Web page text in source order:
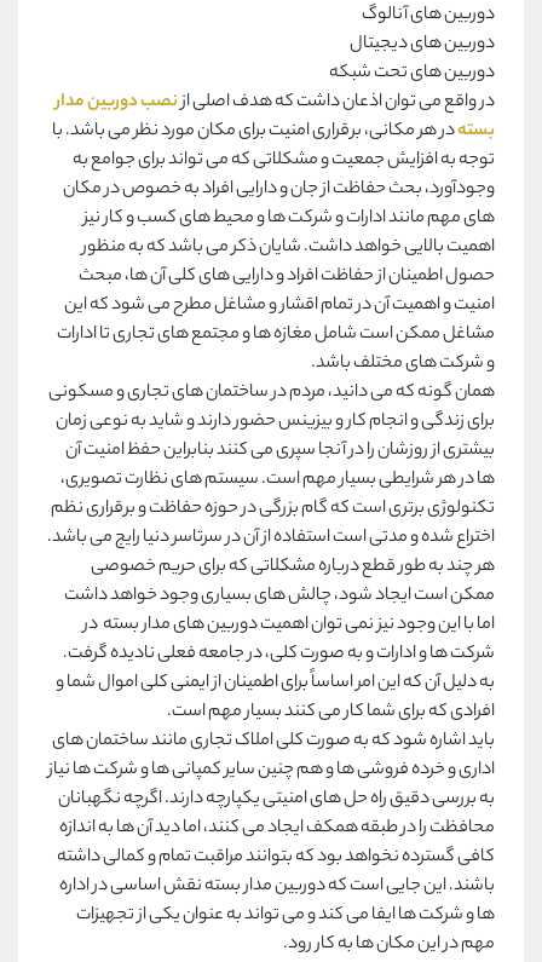
دوربین ‌های آنالوگ
دوربین ‌های دیجیتال
دوربین ‌های تحت شبکه
در واقع می توان اذعان داشت که هدف اصلی ازنصب دوربین مدار
بستهدر هر مکانی، برقراری امنیت برای مکان مورد نظر می باشد. با
توجه به افزایش جمعیت و مشکلاتی که می تواند برای جوامع به
وجودآورد، بحث حفاظت از جان و دارایی افراد به خصوص در مکان
های مهم مانند ادارات و شرکت ها و محیط های کسب و کار نیز
اهمیت بالایی خواهد داشت. شایان ذکر می باشد که به منظور
حصول اطمینان از حفاظت افراد و دارایی های کلی آن ها، مبحث
امنیت و اهمیت آن در تمام اقشار و مشاغل مطرح می شود که این
مشاغل ممکن است شامل مغازه ها و مجتمع های تجاری تا ادارات
و شرکت های مختلف باشد.
همان گونه که می دانید، مردم در ساختمان های تجاری و مسکونی
برای زندگی و انجام کار و بیزینس حضور دارند و شاید به نوعی زمان
بیشتری از روزشان را در آنجا سپری می کنند بنابراین حفظ امنیت آن
ها در هر شرایطی بسیار مهم است. سیستم های نظارت تصویری،
تکنولوژی برتری است که گام بزرگی در حوزه حفاظت و برقراری نظم
اختراع شده و مدتی است استفاده از آن در سرتاسر دنیا رایج می باشد.
هر چند به طور قطع درباره مشکلاتی که برای حریم خصوصی
ممکن است ایجاد شود، چالش های بسیاری وجود خواهد داشت
اما با این وجود نیز نمی توان اهمیت دوربین های مدار بسته در
شرکت ها و ادارات و به صورت کلی، در جامعه فعلی نادیده گرفت.
به دلیل آن که این امر اساساً برای اطمینان از ایمنی كلی اموال شما و
افرادی كه برای شما كار می كنند بسیار مهم است.
باید اشاره شود که به صورت کلی املاک تجاری مانند ساختمان های
اداری و خرده فروشی ها و هم چنین سایر کمپانی ها و شرکت ها نیاز
به بررسی دقیق راه حل های امنیتی یکپارچه دارند. اگرچه نگهبانان
محافظت را در طبقه همكف ایجاد می كنند، اما دید آن ها به اندازه
كافی گسترده نخواهد بود كه بتوانند مراقبت تمام و کمالی داشته
باشند. این جایی است که دوربین مدار بسته نقش اساسی در اداره
ها و شرکت ها ایفا می کند و می تواند به عنوان یکی از تجهیزات
مهم در این مکان ها به کار رود.